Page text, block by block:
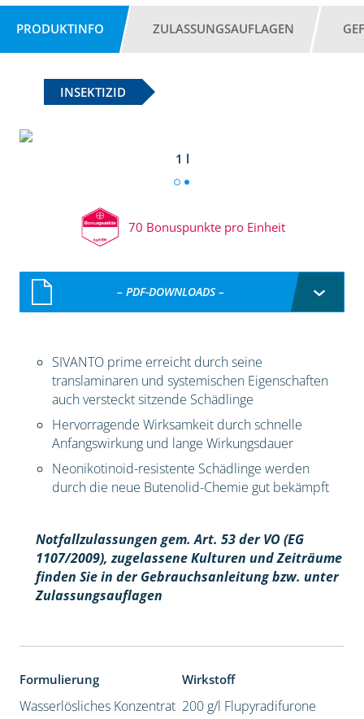
PRODUKTINFO ZULASSUNGSAUFLAGEN
INSEKTIZID
1 l
70 Bonuspunkte pro Einheit
– PDF-DOWNLOADS –
SIVANTO prime erreicht durch seine
translaminaren und systemischen Eigenschaften
auch versteckt sitzende Schädlinge
Hervorragende Wirksamkeit durch schnelle
Anfangswirkung und lange Wirkungsdauer
Neonikotinoid-resistente Schädlinge werden
durch die neue Butenolid-Chemie gut bekämpft
Notfallzulassungen gem. Art. 53 der VO (EG
1107/2009), zugelassene Kulturen und Zeiträume
finden Sie in der Gebrauchsanleitung bzw. unter
Zulassungsauflagen
Formulierung
Wasserlösliches Konzentrat
Wirkstoff
200 g/l Flupyradifurone